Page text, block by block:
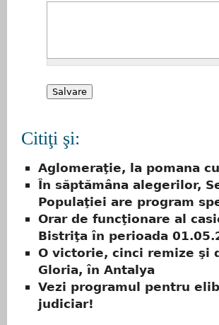
Citiţi şi:
Aglomeraţie, la pomana
În săptămâna alegerilor,
Populaţiei are program
Orar de funcţionare al
Bistriţa în perioada
O victorie, cinci remize şi
Gloria, în Antalya
Vezi programul pentru
judiciar!